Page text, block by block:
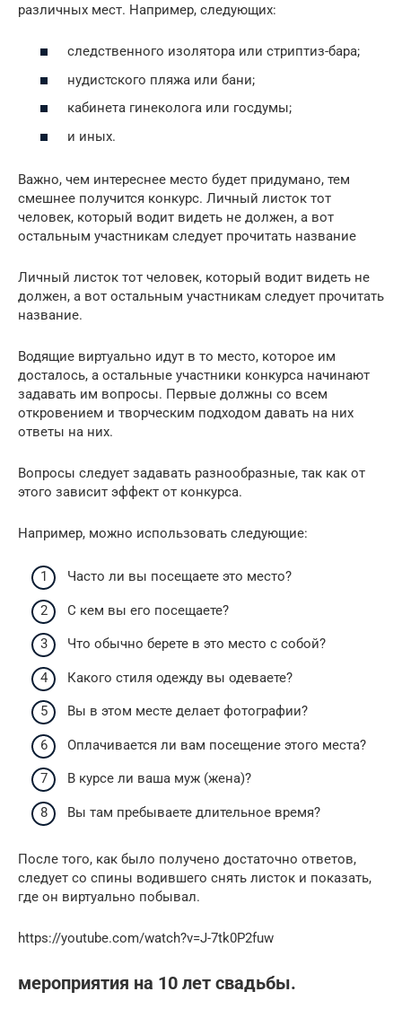
различных мест. Например, следующих:
следственного изолятора или стриптиз-бара;
нудистского пляжа или бани;
кабинета гинеколога или госдумы;
и иных.
Важно, чем интереснее место будет придумано, тем
смешнее получится конкурс. Личный листок тот
человек, который водит видеть не должен, а вот
остальным участникам следует прочитать название
Личный листок тот человек, который водит видеть не
должен, а вот остальным участникам следует прочитать
название.
Водящие виртуально идут в то место, которое им
досталось, а остальные участники конкурса начинают
задавать им вопросы. Первые должны со всем
откровением и творческим подходом давать на них
ответы на них.
Вопросы следует задавать разнообразные, так как от
этого зависит эффект от конкурса.
Например, можно использовать следующие:
Часто ли вы посещаете это место?
С кем вы его посещаете?
Что обычно берете в это место с собой?
Какого стиля одежду вы одеваете?
Вы в этом месте делает фотографии?
Оплачивается ли вам посещение этого места?
В курсе ли ваша муж (жена)?
Вы там пребываете длительное время?
После того, как было получено достаточно ответов,
следует со спины водившего снять листок и показать,
где он виртуально побывал.
https://youtube.com/watch?v=J-7tk0P2fuw
мероприятия на 10 лет свадьбы.